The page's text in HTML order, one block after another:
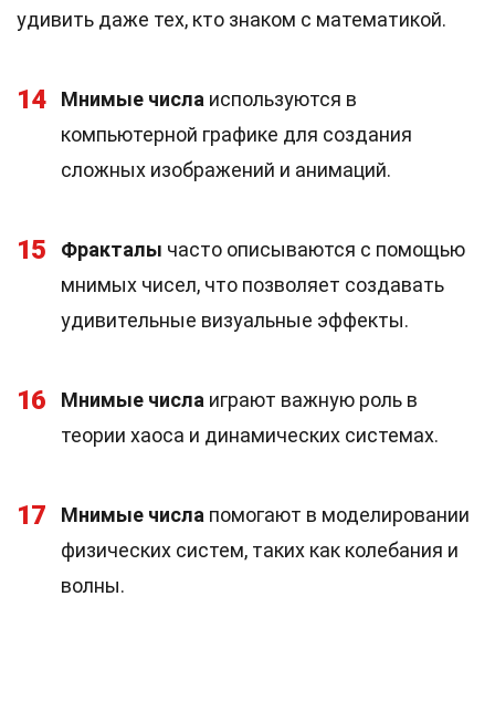
удивить даже тех, кто знаком с математикой.
14 Мнимые числа используются в
компьютерной графике для создания
сложных изображений и анимаций.
15 Фракталы часто описываются с помощью
мнимых чисел, что позволяет создавать
удивительные визуальные эффекты.
16 Мнимые числа играют важную роль в
теории хаоса и динамических системах.
17 Мнимые числа помогают в моделировании
физических систем, таких как колебания и
волны.